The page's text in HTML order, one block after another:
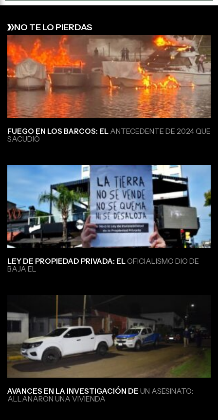
NO TE LO PIERDAS
FUEGO EN LOS BARCOS: EL ANTECEDENTE DE 2024 QUE
SACUDIÓ
LEY DE PROPIEDAD PRIVADA: ELOFICIALISMO DIO DE
BAJA EL
AVANCES EN LA INVESTIGACIÓN DE UN ASESINATO:
ALLANARON UNA VIVIENDA